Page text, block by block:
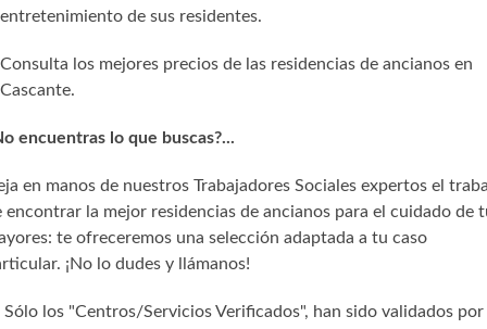
entretenimiento de sus residentes.
Consulta los mejores precios de las residencias de ancianos en
Cascante.
encuentras lo que buscas?...
en manos de nuestros Trabajadores Sociales expertos el
encontrar la mejor residencias de ancianos para el cuidado de
te ofreceremos una selección adaptada a tu caso
¡No lo dudes y llámanos!
Sólo los "Centros/Servicios Verificados", han sido validados por